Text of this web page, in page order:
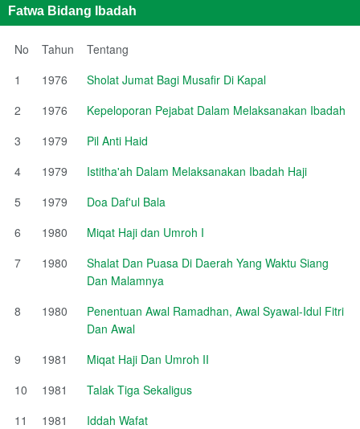
Fatwa Bidang Ibadah
No Tahun
Tentang
1
1976
Sholat Jumat Bagi Musafir Di Kapal
2
1976
Kepeloporan Pejabat Dalam Melaksanakan Ibadah
3
1979
Pil Anti Haid
4
1979
Istitha'ah Dalam Melaksanakan Ibadah Haji
5
1979
Doa Daf'ul Bala
6
1980
Miqat Haji dan Umroh I
7
1980
Shalat Dan Puasa Di Daerah Yang Waktu Siang
Dan Malamnya
8
1980
Penentuan Awal Ramadhan, Awal Syawal-Idul Fitri
Dan Awal
9
1981
Miqat Haji Dan Umroh II
10
1981
Talak Tiga Sekaligus
11
1981
Iddah Wafat